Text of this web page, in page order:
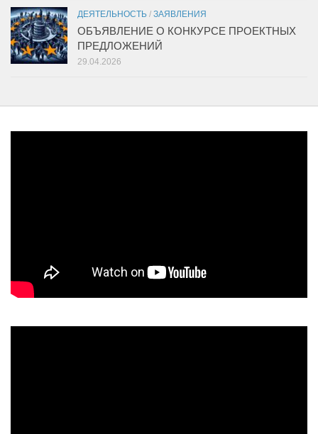
ДЕЯТЕЛЬНОСТЬ / ЗАЯВЛЕНИЯ
ОБЪЯВЛЕНИЕ О КОНКУРСЕ ПРОЕКТНЫХ
ПРЕДЛОЖЕНИЙ
29.04.2026